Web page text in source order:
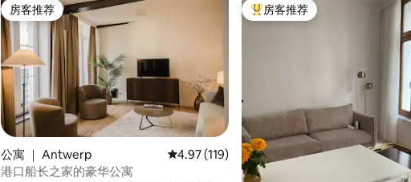
房客推荐
房客推荐
公寓 ｜ Antwerp 平均评分 4.97 分（满分 5 分），共 119 条评价
4.97 (119)
港口船长之家的豪华公寓
热门「房客推荐」
房客推荐